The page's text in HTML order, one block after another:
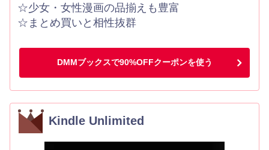
☆少女・女性漫画の品揃えも豊富
☆まとめ買いと相性抜群
DMMブックスで90%OFFクーポンを使う
Kindle Unlimited